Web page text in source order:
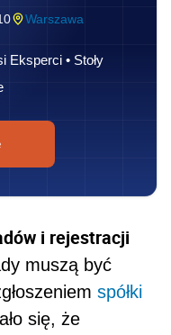
Warszawa
Eksperci • Stoły
i rejestracji
muszą być
spółki
się, że